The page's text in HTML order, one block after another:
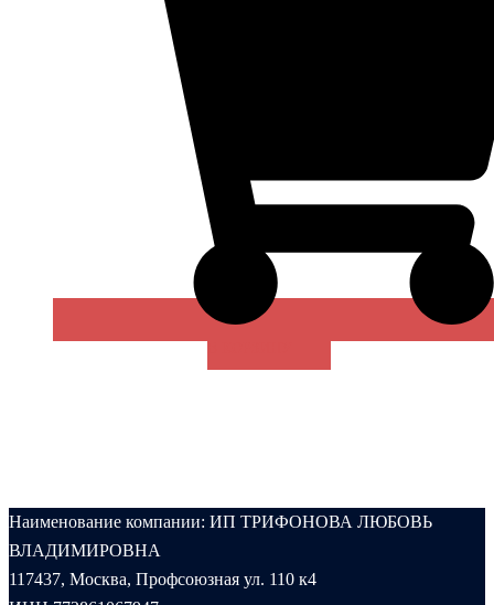
Наименование компании: ИП ТРИФОНОВА ЛЮБОВЬ
ВЛАДИМИРОВНА
117437, Москва, Профсоюзная ул. 110 к4